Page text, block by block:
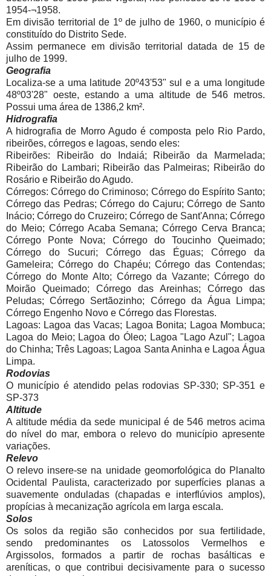
1954-¬1958.
Em divisão territorial de 1º de julho de 1960, o município é
constituído do Distrito Sede.
Assim permanece em divisão territorial datada de 15 de
julho de 1999.
Geografia
Localiza-se a uma latitude 20º43'53" sul e a uma longitude
48º03'28" oeste, estando a uma altitude de 546 metros.
Possui uma área de 1386,2 km².
Hidrografia
A hidrografia de Morro Agudo é composta pelo Rio Pardo,
ribeirões, córregos e lagoas, sendo eles:
Ribeirões: Ribeirão do Indaiá; Ribeirão da Marmelada;
Ribeirão do Lambari; Ribeirão das Palmeiras; Ribeirão do
Rosário e Ribeirão do Agudo.
Córregos: Córrego do Criminoso; Córrego do Espírito Santo;
Córrego das Pedras; Córrego do Cajuru; Córrego de Santo
Inácio; Córrego do Cruzeiro; Córrego de Sant'Anna; Córrego
do Meio; Córrego Acaba Semana; Córrego Cerva Branca;
Córrego Ponte Nova; Córrego do Toucinho Queimado;
Córrego do Sucuri; Córrego das Éguas; Córrego da
Gameleira; Córrego do Chapéu; Córrego das Contendas;
Córrego do Monte Alto; Córrego da Vazante; Córrego do
Moirão Queimado; Córrego das Areinhas; Córrego das
Peludas; Córrego Sertãozinho; Córrego da Água Limpa;
Córrego Engenho Novo e Córrego das Florestas.
Lagoas: Lagoa das Vacas; Lagoa Bonita; Lagoa Mombuca;
Lagoa do Meio; Lagoa do Óleo; Lagoa "Lago Azul"; Lagoa
do Chinha; Três Lagoas; Lagoa Santa Aninha e Lagoa Água
Limpa.
Rodovias
O município é atendido pelas rodovias SP-330; SP-351 e
SP-373
Altitude
A altitude média da sede municipal é de 546 metros acima
do nível do mar, embora o relevo do município apresente
variações.
Relevo
O relevo insere-se na unidade geomorfológica do Planalto
Ocidental Paulista, caracterizado por superfícies planas a
suavemente onduladas (chapadas e interflúvios amplos),
propícias à mecanização agrícola em larga escala.
Solos
Os solos da região são conhecidos por sua fertilidade,
sendo predominantes os Latossolos Vermelhos e
Argissolos, formados a partir de rochas basálticas e
areníticas, o que contribui decisivamente para o sucesso